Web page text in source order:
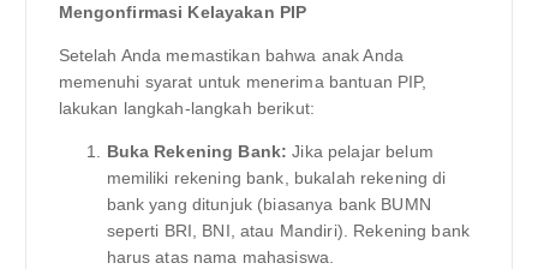
Mengonfirmasi Kelayakan PIP
Setelah Anda memastikan bahwa anak Anda
memenuhi syarat untuk menerima bantuan PIP,
lakukan langkah-langkah berikut:
Buka Rekening Bank: Jika pelajar belum
memiliki rekening bank, bukalah rekening di
bank yang ditunjuk (biasanya bank BUMN
seperti BRI, BNI, atau Mandiri). Rekening bank
harus atas nama mahasiswa.